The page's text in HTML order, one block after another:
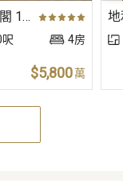
地利根德閣 1座 低層 B室
4房
$5,800萬